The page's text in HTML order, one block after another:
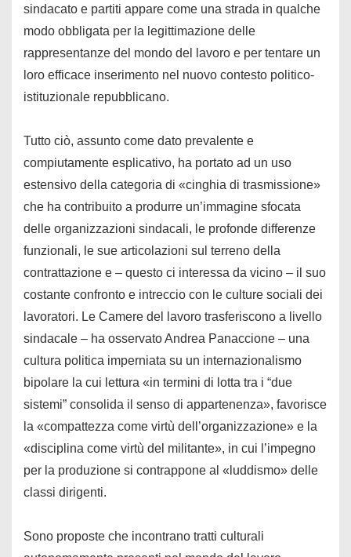
sindacato e partiti appare come una strada in qualche
modo obbligata per la legittimazione delle
rappresentanze del mondo del lavoro e per tentare un
loro efficace inserimento nel nuovo contesto politico-
istituzionale repubblicano.
Tutto ciò, assunto come dato prevalente e
compiutamente esplicativo, ha portato ad un uso
estensivo della categoria di «cinghia di trasmissione»
che ha contribuito a produrre un’immagine sfocata
delle organizzazioni sindacali, le profonde differenze
funzionali, le sue articolazioni sul terreno della
contrattazione e – questo ci interessa da vicino – il suo
costante confronto e intreccio con le culture sociali dei
lavoratori. Le Camere del lavoro trasferiscono a livello
sindacale – ha osservato Andrea Panaccione – una
cultura politica imperniata su un internazionalismo
bipolare la cui lettura «in termini di lotta tra i “due
sistemi” consolida il senso di appartenenza», favorisce
la «compattezza come virtù dell’organizzazione» e la
«disciplina come virtù del militante», in cui l’impegno
per la produzione si contrappone al «luddismo» delle
classi dirigenti.
Sono proposte che incontrano tratti culturali